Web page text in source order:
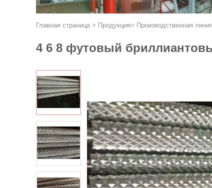
Главная страница > Продукция> Производственная
4 6 8 футовый